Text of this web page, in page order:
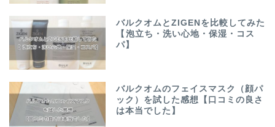
バルクオムとZIGENを比較してみた
【泡立ち・洗い心地・保湿・コス
パ】
バルクオムのフェイスマスク（顔パ
ック）を試した感想【口コミの良さ
は本当でした】